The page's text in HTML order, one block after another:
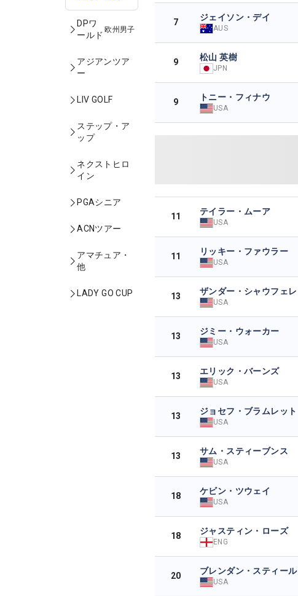
DPワ
ールド
欧州男子
アジアンツア
ー
LIV GOLF
ステップ・ア
ップ
ネクストヒロ
イン
PGAシニア
ACNツアー
アマチュア・
他
LADY GO CUP
7 ジェイソン・デイ
AUS
9 松山 英樹
JPN
9 トニー・フィナウ
USA
11 テイラー・ムーア
USA
11 リッキー・ファウラー
USA
13 ザンダー・シャウフェレ
USA
13 ジミー・ウォーカー
USA
13 エリック・バーンズ
USA
13 ジョセフ・ブラムレット
USA
13 サム・スティーブンス
USA
18 ケビン・ツウェイ
USA
18 ジャスティン・ローズ
ENG
20 ブレンダン・スティール
USA